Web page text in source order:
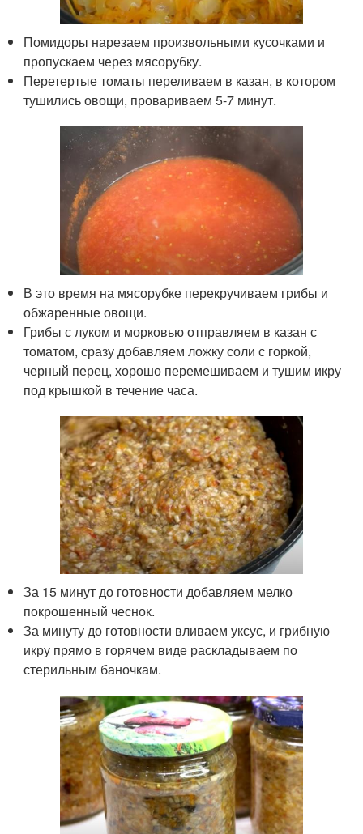
Помидоры нарезаем произвольными кусочками и
пропускаем через мясорубку.
Перетертые томаты переливаем в казан, в котором
тушились овощи, провариваем 5-7 минут.
В это время на мясорубке перекручиваем грибы и
обжаренные овощи.
Грибы с луком и морковью отправляем в казан с
томатом, сразу добавляем ложку соли с горкой,
черный перец, хорошо перемешиваем и тушим икру
под крышкой в течение часа.
За 15 минут до готовности добавляем мелко
покрошенный чеснок.
За минуту до готовности вливаем уксус, и грибную
икру прямо в горячем виде раскладываем по
стерильным баночкам.